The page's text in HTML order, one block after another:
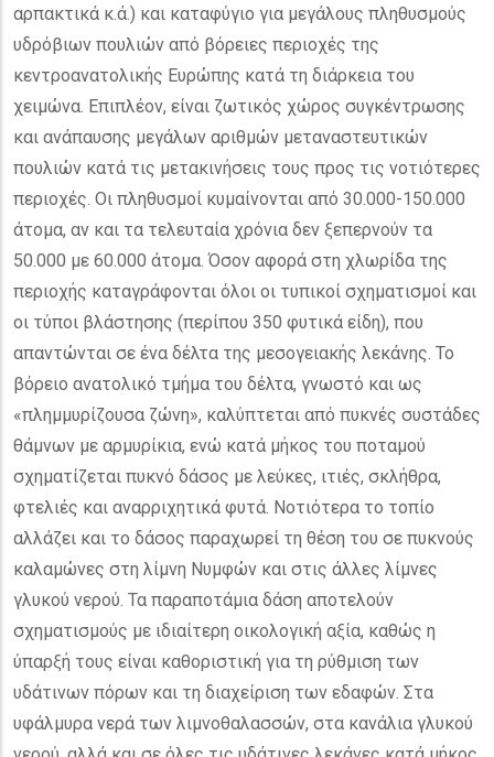
αρπακτικά κ.ά.) και καταφύγιο για μεγάλους πληθυσμούς
υδρόβιων πουλιών από βόρειες περιοχές της
κεντροανατολικής Ευρώπης κατά τη διάρκεια του
χειμώνα. Επιπλέον, είναι ζωτικός χώρος συγκέντρωσης
και ανάπαυσης μεγάλων αριθμών μεταναστευτικών
πουλιών κατά τις μετακινήσεις τους προς τις νοτιότερες
περιοχές. Οι πληθυσμοί κυμαίνονται από 30.000-150.000
άτομα, αν και τα τελευταία χρόνια δεν ξεπερνούν τα
50.000 με 60.000 άτομα. Όσον αφορά στη χλωρίδα της
περιοχής καταγράφονται όλοι οι τυπικοί σχηματισμοί και
οι τύποι βλάστησης (περίπου 350 φυτικά είδη), που
απαντώνται σε ένα δέλτα της μεσογειακής λεκάνης. Το
βόρειο ανατολικό τμήμα του δέλτα, γνωστό και ως
«πλημμυρίζουσα ζώνη», καλύπτεται από πυκνές συστάδες
θάμνων με αρμυρίκια, ενώ κατά μήκος του ποταμού
σχηματίζεται πυκνό δάσος με λεύκες, ιτιές, σκλήθρα,
φτελιές και αναρριχητικά φυτά. Νοτιότερα το τοπίο
αλλάζει και το δάσος παραχωρεί τη θέση του σε πυκνούς
καλαμώνες στη λίμνη Νυμφών και στις άλλες λίμνες
γλυκού νερού. Τα παραποτάμια δάση αποτελούν
σχηματισμούς με ιδιαίτερη οικολογική αξία, καθώς η
ύπαρξή τους είναι καθοριστική για τη ρύθμιση των
υδάτινων πόρων και τη διαχείριση των εδαφών. Στα
υφάλμυρα νερά των λιμνοθαλασσών, στα κανάλια γλυκού